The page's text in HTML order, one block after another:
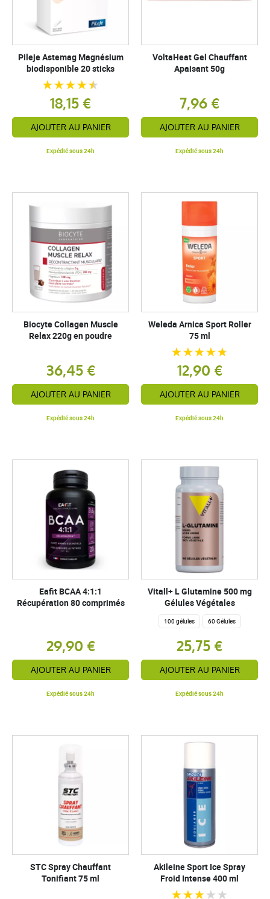
Pileje Astemag Magnésium
biodisponible 20 sticks
18,15 €
AJOUTER AU PANIER
Expédié sous 24h
VoltaHeat Gel Chauffant
Apaisant 50g
7,96 €
AJOUTER AU PANIER
Expédié sous 24h
Biocyte Collagen Muscle
Relax 220g en poudre
36,45 €
AJOUTER AU PANIER
Expédié sous 24h
Weleda Arnica Sport Roller
75 ml
12,90 €
AJOUTER AU PANIER
Expédié sous 24h
Eafit BCAA 4:1:1
Récupération 80 comprimés
29,90 €
AJOUTER AU PANIER
Expédié sous 24h
Vitall+ L Glutamine 500 mg
Gélules Végétales
100 gélules 60 Gélules
25,75 €
AJOUTER AU PANIER
Expédié sous 24h
STC Spray Chauffant
Tonifiant 75 ml
Akileine Sport Ice Spray
Froid Intense 400 ml